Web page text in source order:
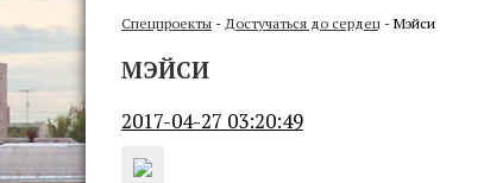
Спецпроекты - Достучаться до сердец - Мэйси
МЭЙСИ
2017-04-27 03:20:49